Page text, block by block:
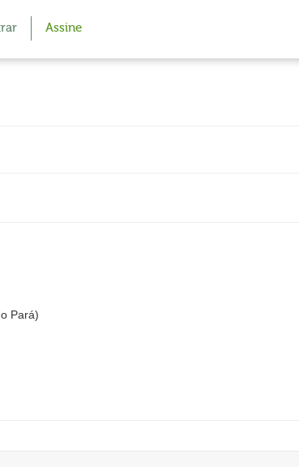
Assine
Pará)